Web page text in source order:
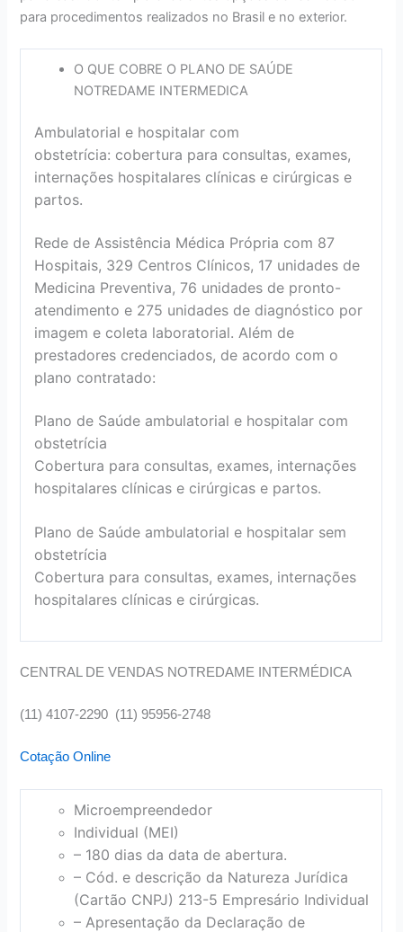
para procedimentos realizados no Brasil e no exterior.
O QUE COBRE O PLANO DE SAÚDE
NOTREDAME INTERMEDICA
Ambulatorial e hospitalar com
obstetrícia: cobertura para consultas, exames,
internações hospitalares clínicas e cirúrgicas e
partos.
Rede de Assistência Médica Própria com 87
Hospitais, 329 Centros Clínicos, 17 unidades de
Medicina Preventiva, 76 unidades de pronto-
atendimento e 275 unidades de diagnóstico por
imagem e coleta laboratorial. Além de
prestadores credenciados, de acordo com o
plano contratado:
Plano de Saúde ambulatorial e hospitalar com
obstetrícia
Cobertura para consultas, exames, internações
hospitalares clínicas e cirúrgicas e partos.
Plano de Saúde ambulatorial e hospitalar sem
obstetrícia
Cobertura para consultas, exames, internações
hospitalares clínicas e cirúrgicas.
CENTRAL DE VENDAS NOTREDAME INTERMÉDICA
(11) 4107-2290 (11) 95956-2748
Cotação Online
Microempreendedor
Individual (MEI)
– 180 dias da data de abertura.
– Cód. e descrição da Natureza Jurídica
(Cartão CNPJ) 213-5 Empresário Individual
– Apresentação da Declaração de